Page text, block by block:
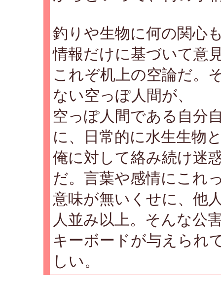
釣りや生物に何の関心
情報だけに基づいて意
これぞ机上の空論だ。
ない空っぽ人間が、
空っぽ人間である自分
に、日常的に水生生物
俺に対して絡み続け迷
だ。言葉や感情にこれ
意味が無いくせに、他
人並み以上。そんな公
キーボードが与えられ
しい。